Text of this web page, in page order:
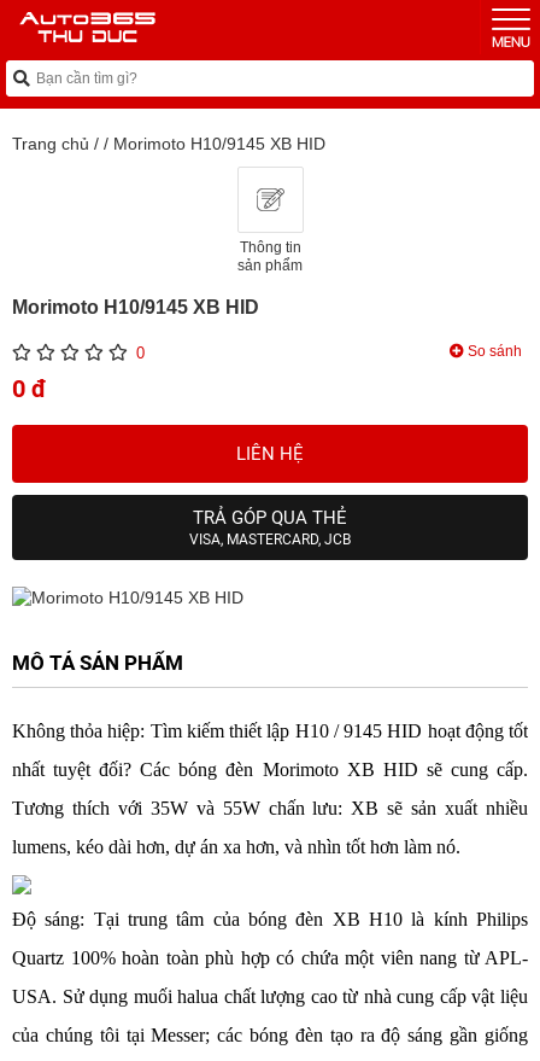
Trang chủ / / Morimoto H10/9145 XB HID
Thông tin
sản phẩm
Morimoto H10/9145 XB HID
0 So sánh
0 đ
LIÊN HỆ
TRẢ GÓP QUA THẺ
VISA, MASTERCARD, JCB
MÔ TẢ SẢN PHẨM
Không thỏa hiệp: Tìm kiếm thiết lập H10 / 9145 HID hoạt động tốt
nhất tuyệt đối? Các bóng đèn Morimoto XB HID sẽ cung cấp.
Tương thích với 35W và 55W chấn lưu: XB sẽ sản xuất nhiều
lumens, kéo dài hơn, dự án xa hơn, và nhìn tốt hơn làm nó.
Độ sáng: Tại trung tâm của bóng đèn XB H10 là kính Philips
Quartz 100% hoàn toàn phù hợp có chứa một viên nang từ APL-
USA. Sử dụng muối halua chất lượng cao từ nhà cung cấp vật liệu
của chúng tôi tại Messer; các bóng đèn tạo ra độ sáng gần giống